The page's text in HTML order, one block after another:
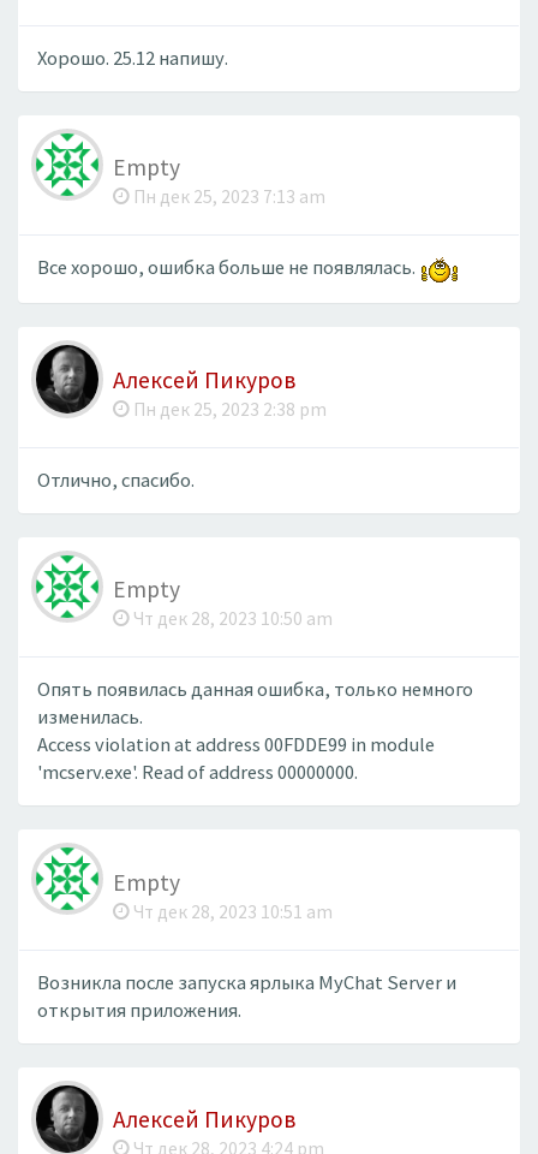
Хорошо. 25.12 напишу.
Empty
Пн дек 25, 2023 7:13 am
Все хорошо, ошибка больше не появлялась.
Алексей Пикуров
Пн дек 25, 2023 2:38 pm
Отлично, спасибо.
Empty
Чт дек 28, 2023 10:50 am
Опять появилась данная ошибка, только немного
изменилась.
Access violation at address 00FDDE99 in module
'mcserv.exe'. Read of address 00000000.
Empty
Чт дек 28, 2023 10:51 am
Возникла после запуска ярлыка MyChat Server и
открытия приложения.
Алексей Пикуров
Чт дек 28, 2023 4:24 pm